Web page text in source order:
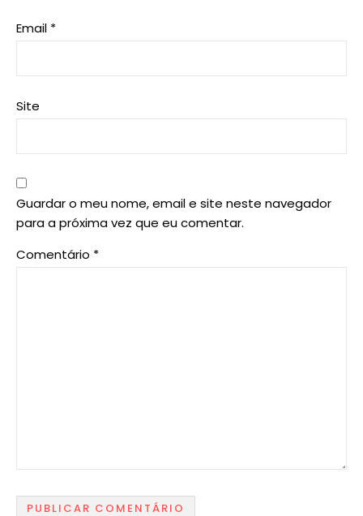
Email *
Site
Guardar o meu nome, email e site neste navegador
para a próxima vez que eu comentar.
Comentário *